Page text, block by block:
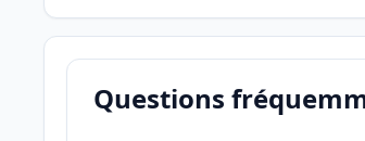
Questions